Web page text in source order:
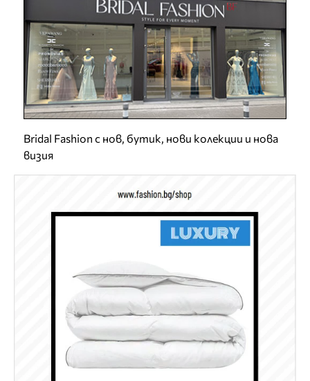
Bridal Fashion с нов, бутик, нови колекции и нова
визия